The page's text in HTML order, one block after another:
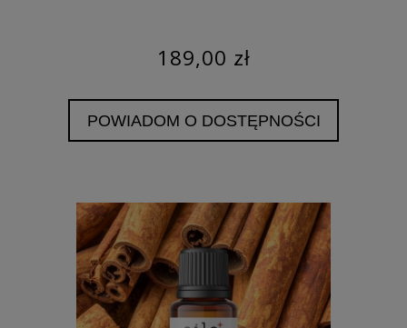
189,00 zł
POWIADOM O DOSTĘPNOŚCI